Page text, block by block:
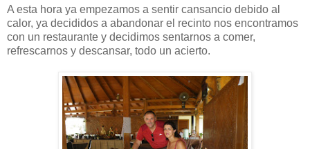
A esta hora ya empezamos a sentir cansancio debido al
calor, ya decididos a abandonar el recinto nos encontramos
con un restaurante y decidimos sentarnos a comer,
refrescarnos y descansar, todo un acierto.